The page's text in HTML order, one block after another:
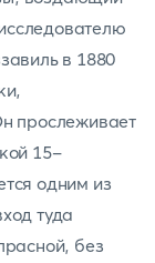
в 1880
прослеживает
15-
одним из
туда
без